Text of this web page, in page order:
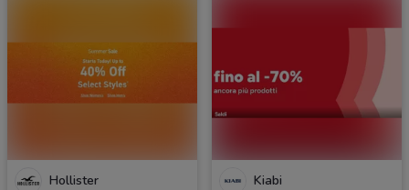
Hollister Kiabi